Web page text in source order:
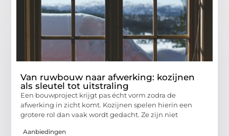
Van ruwbouw naar afwerking: kozijnen
als sleutel tot uitstraling
Een bouwproject krijgt pas écht vorm zodra de
afwerking in zicht komt. Kozijnen spelen hierin een
grotere rol dan vaak wordt gedacht. Ze zijn niet
Aanbiedingen